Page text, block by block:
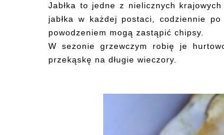
Jabłka to jedne z nielicznych
jabłka w każdej postaci, codziennie
powodzeniem mogą zastąpić chipsy.
W sezonie grzewczym robię je
przekąskę na długie wieczory.